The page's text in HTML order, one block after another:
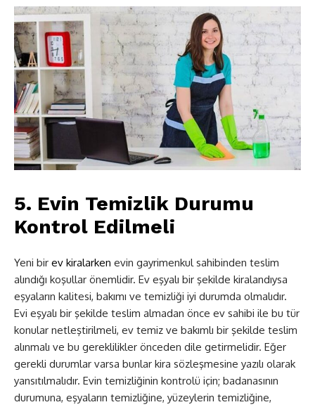
5. Evin Temizlik Durumu
Kontrol Edilmeli
Yeni bir ev kiralarken evin gayrimenkul sahibinden teslim
alındığı koşullar önemlidir. Ev eşyalı bir şekilde kiralandıysa
eşyaların kalitesi, bakımı ve temizliği iyi durumda olmalıdır.
Evi eşyalı bir şekilde teslim almadan önce ev sahibi ile bu tür
konular netleştirilmeli, ev temiz ve bakımlı bir şekilde teslim
alınmalı ve bu gereklilikler önceden dile getirmelidir. Eğer
gerekli durumlar varsa bunlar kira sözleşmesine yazılı olarak
yansıtılmalıdır. Evin temizliğinin kontrolü için; badanasının
durumuna, eşyaların temizliğine, yüzeylerin temizliğine,